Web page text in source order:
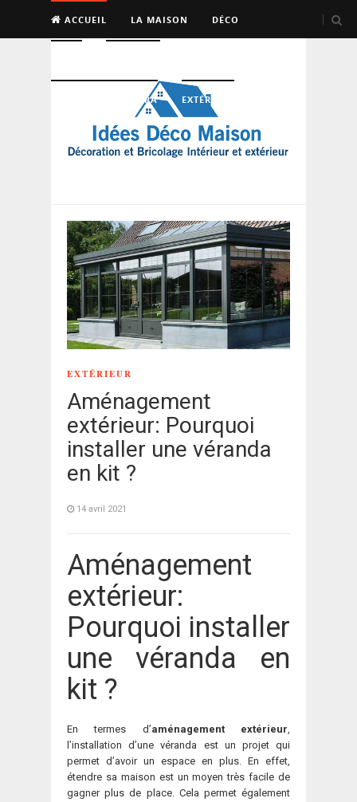
ACCUEIL LA MAISON DÉCO
PISCINE, SAUNA, SPA EXTÉRIEUR
EXTÉRIEUR
Aménagement
extérieur: Pourquoi
installer une véranda
en kit ?
14 avril 2021
Aménagement
extérieur:
Pourquoi installer
une véranda en
kit ?
En termes d’aménagement extérieur,
l’installation d’une véranda est un projet qui
permet d’avoir un espace en plus. En effet,
étendre sa maison est un moyen très facile de
gagner plus de place. Cela permet également